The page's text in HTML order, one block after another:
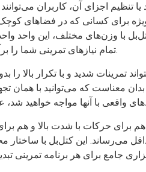
اجزای آن، کاربران
برای کسانی که در فضاهای
با وزن‌های مختلف، این واحد
تمام نیازهای تمرینی شما را برآورده کند.
تمرینات شدید و با تکرار بالا را
معناست که می‌توانید با همان
برای حرکات با شدت بالا و هم
می‌رساند. این کتل‌بل با ساختار